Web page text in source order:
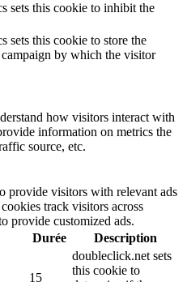
sets this cookie to inhibit the
sets this cookie to store the
by which the visitor
how visitors interact with
information on metrics the
source, etc.
provide visitors with relevant ads
track visitors across
provide customized ads.
Durée Description
15
doubleclick.net sets
this cookie to